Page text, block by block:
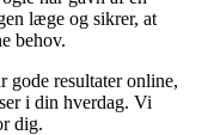
læge og sikrer, at
behov.
gode resultater online,
i din hverdag. Vi
dig.